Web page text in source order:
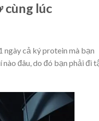
cùng lúc
ngày cả ký protein mà bạn
đâu, do đó bạn phải đi